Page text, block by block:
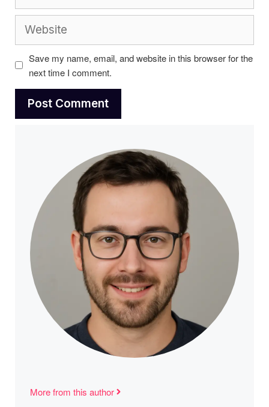
Save my name, email, and website in this browser for the
next time I comment.
More from this author